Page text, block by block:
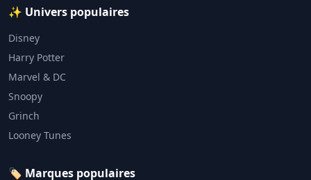
✨ Univers populaires
Disney
Harry Potter
Marvel & DC
Snoopy
Grinch
Looney Tunes
🏷️ Marques populaires